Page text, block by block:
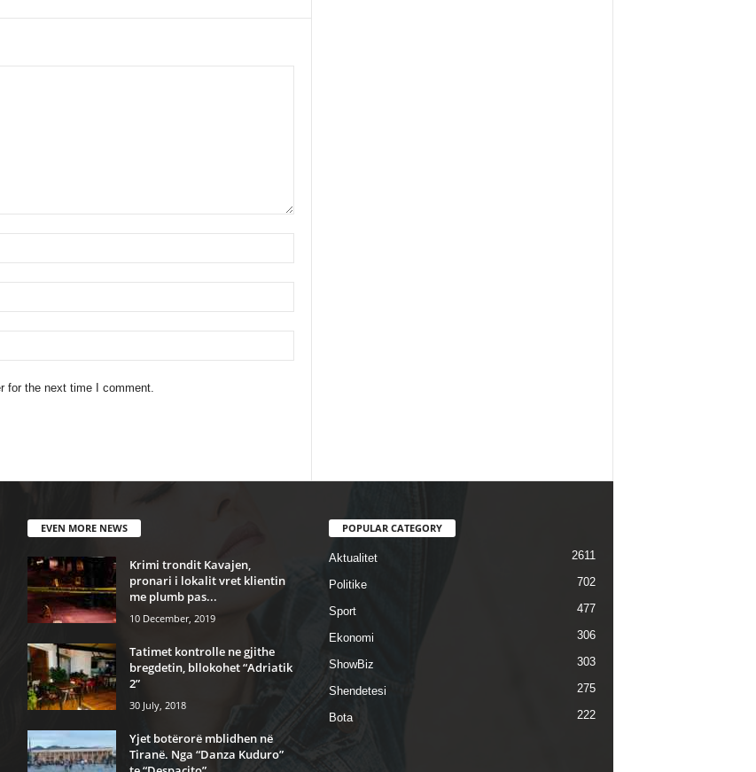
for the next time I comment.
EVEN MORE NEWS
Krimi trondit Kavajen,
pronari i lokalit vret klientin
me plumb pas...
10 December, 2019
Tatimet kontrolle ne gjithe
bregdetin, bllokohet “Adriatik
2”
30 July, 2018
Yjet botërorë mblidhen në
Tiranë. Nga “Danza Kuduro”
POPULAR CATEGORY
Aktualitet 2611
Politike 702
Sport 477
Ekonomi 306
ShowBiz 303
Shendetesi 275
Bota 222